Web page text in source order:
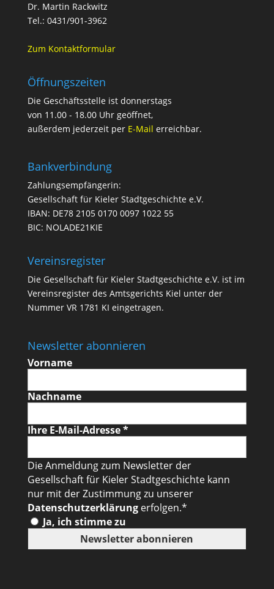
Dr. Martin Rackwitz
Tel.: 0431/901-3962
Zum Kontaktformular
Öffnungszeiten
Die Geschäftsstelle ist donnerstags
von 11.00 - 18.00 Uhr geöffnet,
außerdem jederzeit per E-Mail erreichbar.
Bankverbindung
Zahlungsempfängerin:
Gesellschaft für Kieler Stadtgeschichte e.V.
IBAN: DE78 2105 0170 0097 1022 55
BIC: NOLADE21KIE
Vereinsregister
Die Gesellschaft für Kieler Stadtgeschichte e.V. ist im
Vereinsregister des Amtsgerichts Kiel unter der
Nummer VR 1781 KI eingetragen.
Newsletter abonnieren
Vorname
Nachname
Ihre E-Mail-Adresse*
Die Anmeldung zum Newsletter der
Gesellschaft für Kieler Stadtgeschichte kann
nur mit der Zustimmung zu unserer
Datenschutzerklärung erfolgen.*
Ja, ich stimme zu